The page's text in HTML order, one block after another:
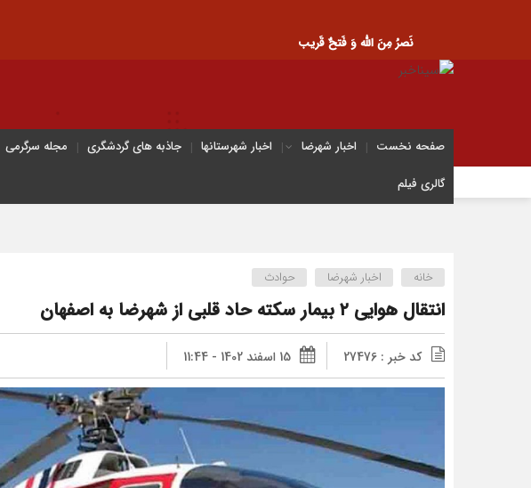
نَصرُ مِنَ الله وَ فَتحٌ قَریب
صفحه نخست اخبار شهرضا اخبار شهرستانها جاذبه های گردشگری مجله سرگرمی
گالری فیلم
خانه اخبار شهرضا حوادث
انتقال هوایی ۲ بیمار سکته حاد قلبی از شهرضا به اصفهان
کد خبر : 27476 15 اسفند 1402 - 11:44